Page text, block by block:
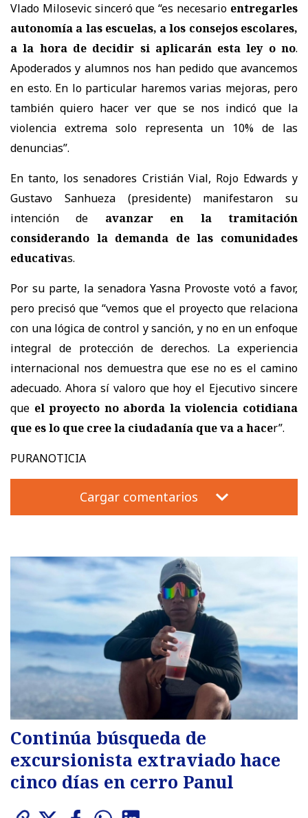
Vlado Milosevic sinceró que “es necesario entregarles
autonomía a las escuelas, a los consejos escolares,
a la hora de decidir si aplicarán esta ley o no.
Apoderados y alumnos nos han pedido que avancemos
en esto. En lo particular haremos varias mejoras, pero
también quiero hacer ver que se nos indicó que la
violencia extrema solo representa un 10% de las
denuncias”.
En tanto, los senadores Cristián Vial, Rojo Edwards y
Gustavo Sanhueza (presidente) manifestaron su
intención de avanzar en la tramitación
considerando la demanda de las comunidades
educativas.
Por su parte, la senadora Yasna Provoste votó a favor,
pero precisó que “vemos que el proyecto que relaciona
con una lógica de control y sanción, y no en un enfoque
integral de protección de derechos. La experiencia
internacional nos demuestra que ese no es el camino
adecuado. Ahora sí valoro que hoy el Ejecutivo sincere
que el proyecto no aborda la violencia cotidiana
que es lo que cree la ciudadanía que va a hacer”.
PURANOTICIA
Cargar comentarios
Continúa búsqueda de
excursionista extraviado hace
cinco días en cerro Panul